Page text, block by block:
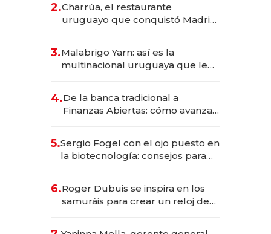
millones
2.Charrúa, el restaurante
uruguayo que conquistó Madrid:
anticipación y prepara apertura
3.Malabrigo Yarn: así es la
multinacional uruguaya que le
4.De la banca tradicional a
Finanzas Abiertas: cómo avanza
5.Sergio Fogel con el ojo puesto en
la biotecnología: consejos para
6.Roger Dubuis se inspira en los
samuráis para crear un reloj de